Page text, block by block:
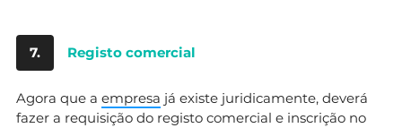
7. Registo comercial
Agora que a empresa já existe juridicamente, deverá
fazer a requisição do registo comercial e inscrição no